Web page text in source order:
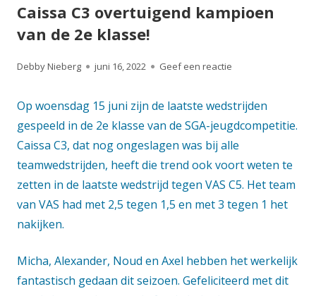
Caissa C3 overtuigend kampioen
van de 2e klasse!
Auteur
Debby Nieberg
Gepubliceerd
juni 16, 2022 Geef een reactie
Op woensdag 15 juni zijn de laatste wedstrijden
gespeeld in de 2e klasse van de SGA-jeugdcompetitie.
Caissa C3, dat nog ongeslagen was bij alle
teamwedstrijden, heeft die trend ook voort weten te
zetten in de laatste wedstrijd tegen VAS C5. Het team
van VAS had met 2,5 tegen 1,5 en met 3 tegen 1 het
nakijken.
Micha, Alexander, Noud en Axel hebben het werkelijk
fantastisch gedaan dit seizoen. Gefeliciteerd met dit